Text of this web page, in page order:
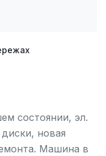
состоянии, эл.
новая
Машина в